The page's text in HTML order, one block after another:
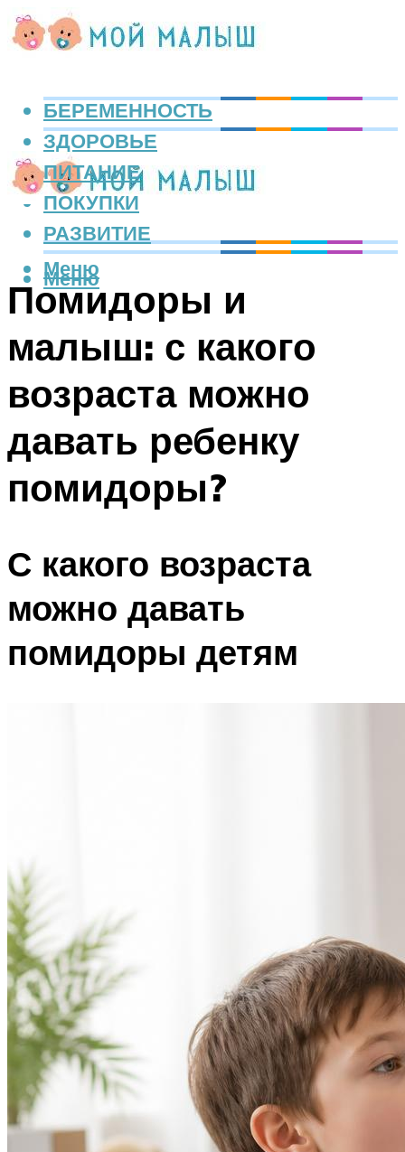
БЕРЕМЕННОСТЬ
ЗДОРОВЬЕ
ПИТАНИЕ
ПОКУПКИ
РАЗВИТИЕ
Меню
Меню
Помидоры и
малыш: с какого
возраста можно
давать ребенку
помидоры?
С какого возраста
можно давать
помидоры детям